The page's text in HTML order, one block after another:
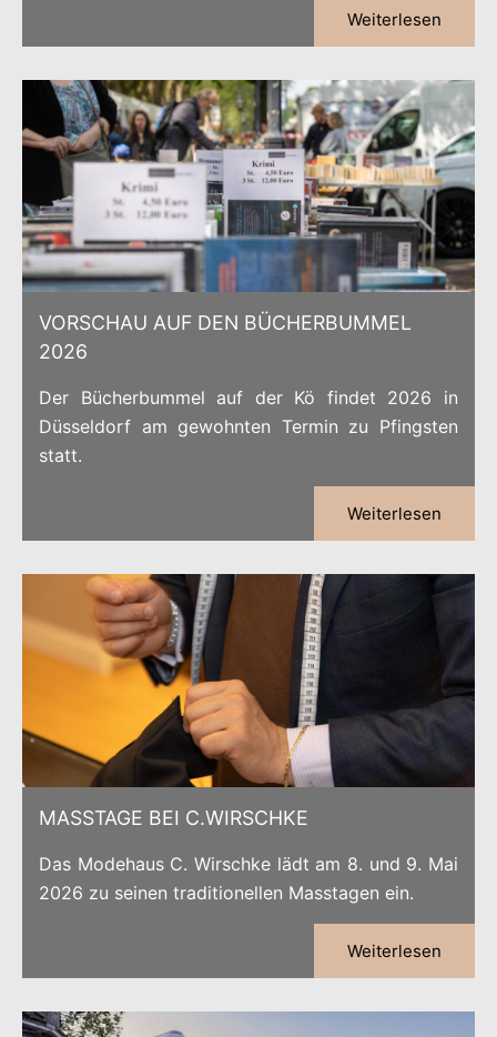
Weiterlesen
VORSCHAU AUF DEN BÜCHERBUMMEL
2026
Der Bücherbummel auf der Kö findet 2026 in
Düsseldorf am gewohnten Termin zu Pfingsten
statt.
Weiterlesen
MASSTAGE BEI C.WIRSCHKE
Das Modehaus C. Wirschke lädt am 8. und 9. Mai
2026 zu seinen traditionellen Masstagen ein.
Weiterlesen